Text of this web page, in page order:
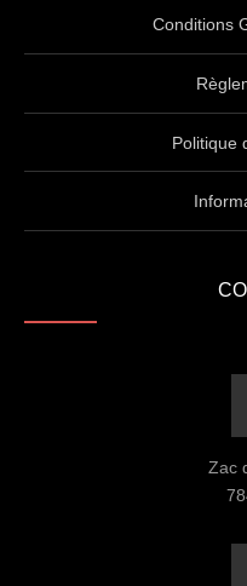
Conditions
Politique
Zac